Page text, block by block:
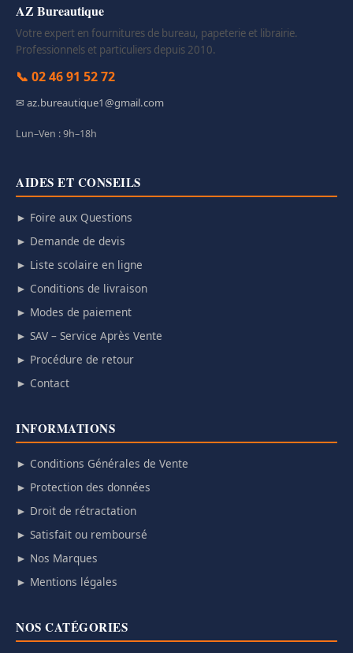
AZ Bureautique
Votre expert en fournitures de bureau, papeterie et librairie.
Professionnels et particuliers depuis 2010.
📞 02 46 91 52 72
✉ az.bureautique1@gmail.com
Lun–Ven : 9h–18h
AIDES ET CONSEILS
► Foire aux Questions
► Demande de devis
► Liste scolaire en ligne
► Conditions de livraison
► Modes de paiement
► SAV – Service Après Vente
► Procédure de retour
► Contact
INFORMATIONS
► Conditions Générales de Vente
► Protection des données
► Droit de rétractation
► Satisfait ou remboursé
► Nos Marques
► Mentions légales
NOS CATÉGORIES